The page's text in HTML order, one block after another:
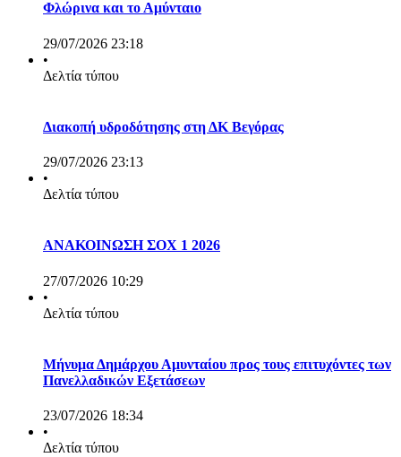
Φλώρινα και το Αμύνταιο
29/07/2026 23:18
•
Δελτία τύπου
Διακοπή υδροδότησης στη ΔΚ Βεγόρας
29/07/2026 23:13
•
Δελτία τύπου
ΑΝΑΚΟΙΝΩΣΗ ΣΟΧ 1 2026
27/07/2026 10:29
•
Δελτία τύπου
Μήνυμα Δημάρχου Αμυνταίου προς τους επιτυχόντες των
Πανελλαδικών Εξετάσεων
23/07/2026 18:34
•
Δελτία τύπου